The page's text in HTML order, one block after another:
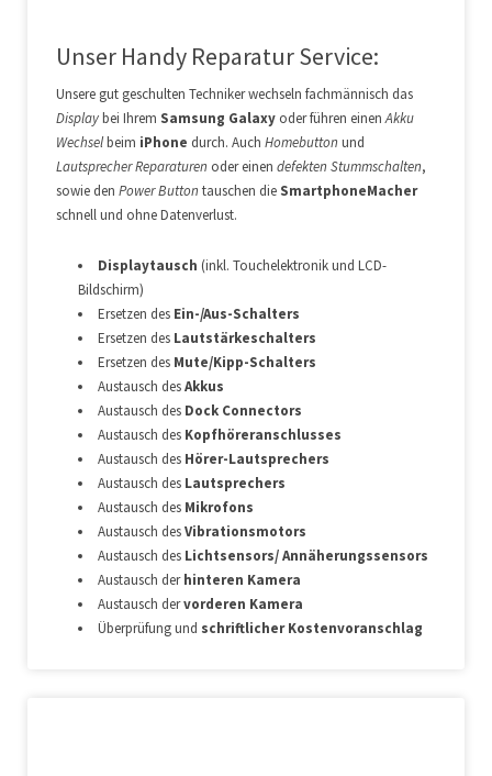
Unser Handy Reparatur Service:
Unsere gut geschulten Techniker wechseln fachmännisch das
Displaybei Ihrem Samsung Galaxy oder führen einenAkku
Wechselbeim iPhone durch. Auch Homebutton und
Lautsprecher Reparaturen oder einen defekten Stummschalten,
sowie den Power Button tauschen die SmartphoneMacher
schnell und ohne Datenverlust.
Displaytausch (inkl. Touchelektronik und LCD-
Bildschirm)
Ersetzen des Ein-/Aus-Schalters
Ersetzen des Lautstärkeschalters
Ersetzen des Mute/Kipp-Schalters
Austausch desAkkus
Austausch des Dock Connectors
Austausch des Kopfhöreranschlusses
Austausch des Hörer-Lautsprechers
Austausch des Lautsprechers
Austausch des Mikrofons
Austausch desVibrationsmotors
Austausch des Lichtsensors/ Annäherungssensors
Austausch derhinteren Kamera
Austausch dervorderen Kamera
Überprüfung und schriftlicher Kostenvoranschlag